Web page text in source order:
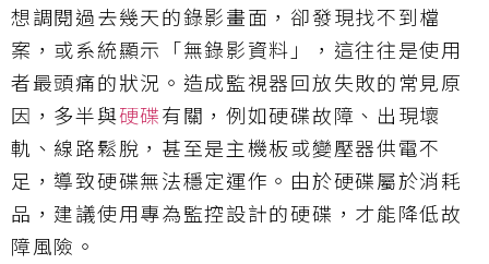
想調閱過去幾天的錄影畫面，卻發現找不到檔
案，或系統顯示「無錄影資料」，這往往是使用
者最頭痛的狀況。造成監視器回放失敗的常見原
因，多半與硬碟有關，例如硬碟故障、出現壞
軌、線路鬆脫，甚至是主機板或變壓器供電不
足，導致硬碟無法穩定運作。由於硬碟屬於消耗
品，建議使用專為監控設計的硬碟，才能降低故
障風險。